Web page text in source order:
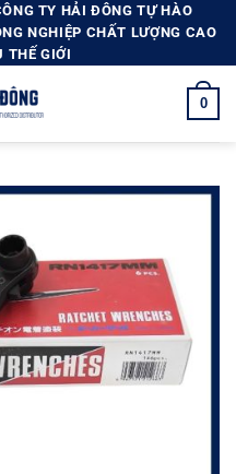
TY HẢI ĐÔNG TỰ HÀO
NGHIỆP CHẤT LƯỢNG CAO
THẾ GIỚI
0